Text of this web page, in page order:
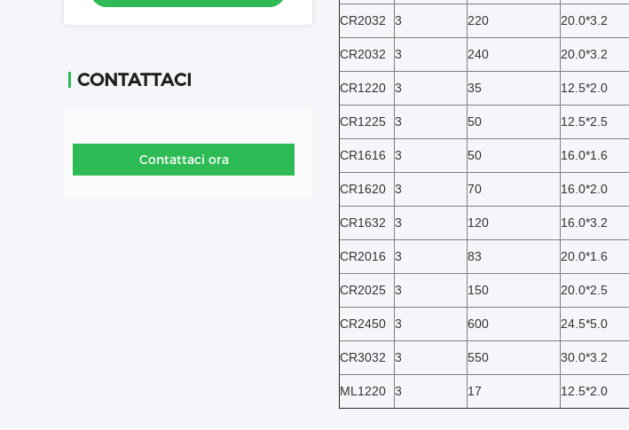
CONTATTACI
Contattaci ora
CR2032 3 220 20.0*3.2
CR2032 3 240 20.0*3.2
CR1220 3 35 12.5*2.0
CR1225 3 50 12.5*2.5
CR1616 3 50 16.0*1.6
CR1620 3 70 16.0*2.0
CR1632 3 120 16.0*3.2
CR2016 3 83 20.0*1.6
CR2025 3 150 20.0*2.5
CR2450 3 600 24.5*5.0
CR3032 3 550 30.0*3.2
ML1220 3 17 12.5*2.0